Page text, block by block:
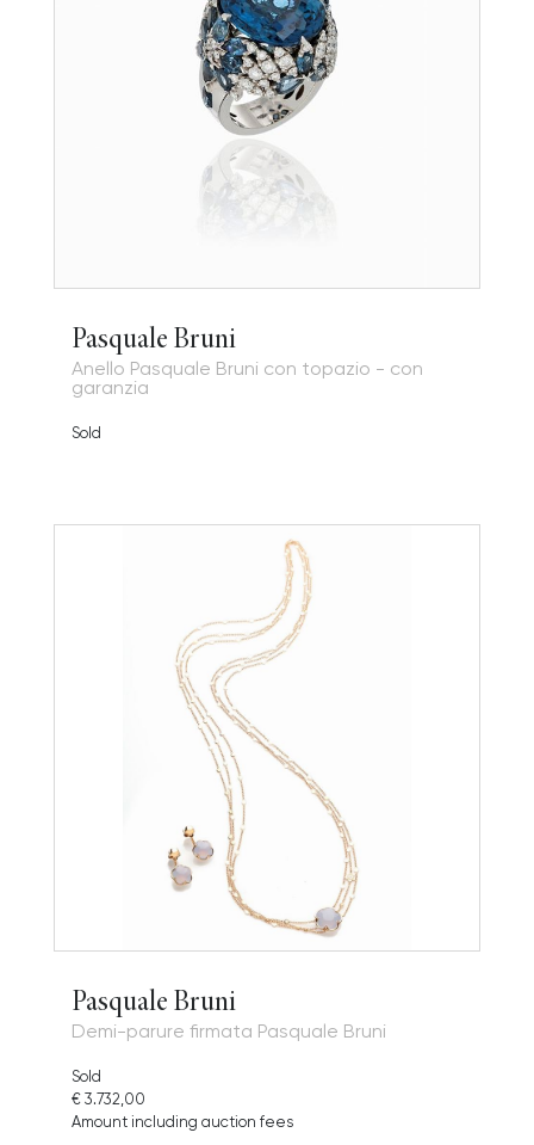
Pasquale Bruni
Anello Pasquale Bruni con topazio - con
garanzia
Sold
Pasquale Bruni
Demi-parure firmata Pasquale Bruni
Sold
€ 3.732,00
Amount including auction fees